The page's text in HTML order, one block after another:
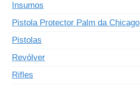
Insumos
Pistola Protector Palm da Chicago
Pistolas
Revólver
Rifles